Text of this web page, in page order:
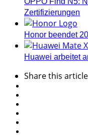
Zertifizierungen
Honor beendet
Huawei arbeitet
Sharethis article